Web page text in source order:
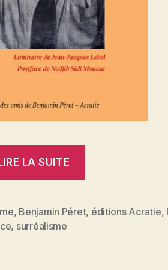
LIRE LA SUITE
De
, Benjamin Péret, éditions Acratie,
, surréalisme